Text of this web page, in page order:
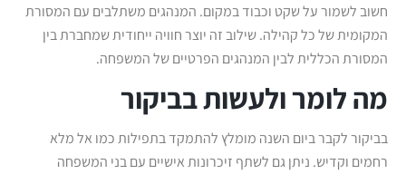
חשוב לשמור על שקט וכבוד במקום. המנהגים משתלבים עם המסורת
המקומית של כל קהילה. שילוב זה יוצר חוויה ייחודית שמחברת בין
המסורת הכללית לבין המנהגים הפרטיים של המשפחה.
מה לומר ולעשות בביקור
בביקור לקבר ביום השנה מומלץ להתמקד בתפילות כמו אל מלא
רחמים וקדיש. ניתן גם לשתף זיכרונות אישיים עם בני המשפחה